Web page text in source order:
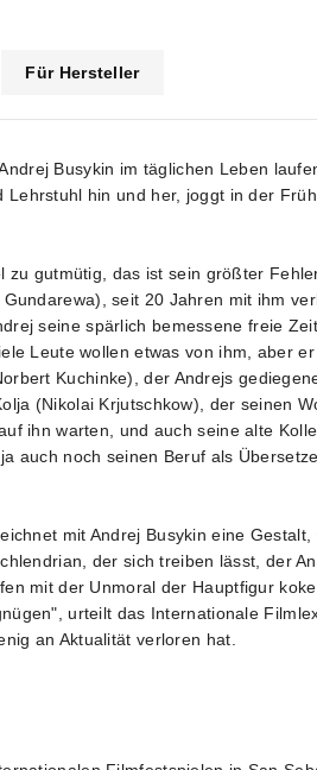
Für Hersteller
Busykin im täglichen Leben
hin und her, joggt in der
zu gutmütig, das ist sein größter
seit 20 Jahren mit ihm
seine spärlich bemessene freie
Leute wollen etwas von ihm, aber
Kuchinke), der Andrejs
(Nikolai Krjutschkow), der seinen
ihn warten, und auch seine alte
auch noch seinen Beruf als
mit Andrej Busykin eine
der sich treiben lässt, der
mit der Unmoral der Hauptfigur
urteilt das Internationale
an Aktualität verloren hat.